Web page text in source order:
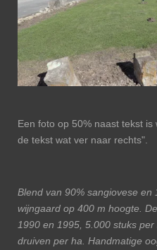
Een foto op 50% naast tekst
de tekst wat ver naar rechts".
Blend van 90% sangiovese en
wijngaard op 400 m hoogte.
1990 en 1995, 5.000 stuks
druiven per ha. Handmatige